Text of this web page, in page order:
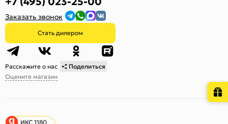
Заказать звонок
Стать дилером
Расскажите о нас
Поделиться
Оцените магазин
ИКС 1180